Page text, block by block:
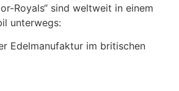
Royals“ sind weltweit in einem
unterwegs:
Edelmanufaktur im britischen